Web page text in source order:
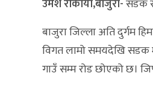
उमेश रोकाया,बाजुरा-सडक
बाजुरा जिल्ला अति दुर्गम
विगत लामो समयदेखि सडक
गाउँ सम्म रोड छोएको छ।